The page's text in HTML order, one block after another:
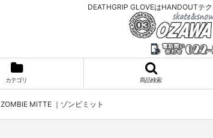
DEATHGRIP GLOVEはHANDOUTテ
カテゴリ 商品検索
ZOMBIE MITTE ｜ゾンビミット